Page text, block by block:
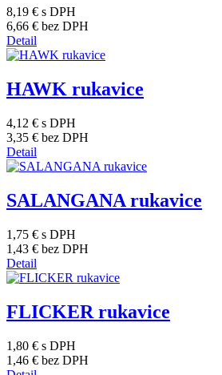
8,19 € s DPH
6,66 € bez DPH
Detail
HAWK rukavice
4,12 € s DPH
3,35 € bez DPH
Detail
SALANGANA rukavice
1,75 € s DPH
1,43 € bez DPH
Detail
FLICKER rukavice
1,80 € s DPH
1,46 € bez DPH